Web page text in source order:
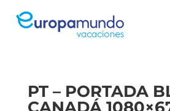
PT – PORTADA